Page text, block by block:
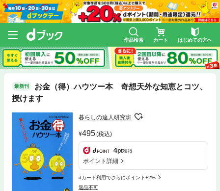
作品検索 カート はじめての方へ
最新刊
お金（得）ハウツー本 奇想天外な知恵とコツ、
授けます
暮らしの達人研究班
495(税込)
4pt獲得
ポイント詳細
dカード利用でさらにポイント+2%
返品不可